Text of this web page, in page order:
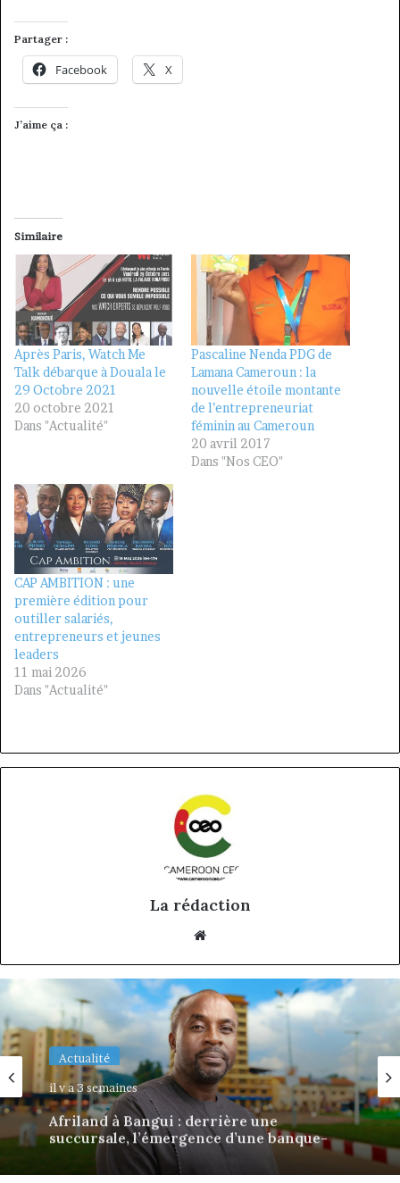
Partager :
Facebook X
J’aime ça :
Similaire
Après Paris, Watch Me
Talk débarque à Douala le
29 Octobre 2021
20 octobre 2021
Dans "Actualité"
Pascaline Nenda PDG de
Lamana Cameroun : la
nouvelle étoile montante
de l’entrepreneuriat
féminin au Cameroun
20 avril 2017
Dans "Nos CEO"
CAP AMBITION : une
première édition pour
outiller salariés,
entrepreneurs et jeunes
leaders
11 mai 2026
Dans "Actualité"
La rédaction
Actualité
il y a 3 semaines
Afriland à Bangui : derrière une
succursale, l’émergence d’une banque-
corridor